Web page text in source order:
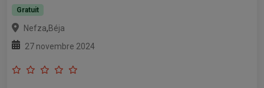
Gratuit
Nefza,Béja
27 novembre 2024